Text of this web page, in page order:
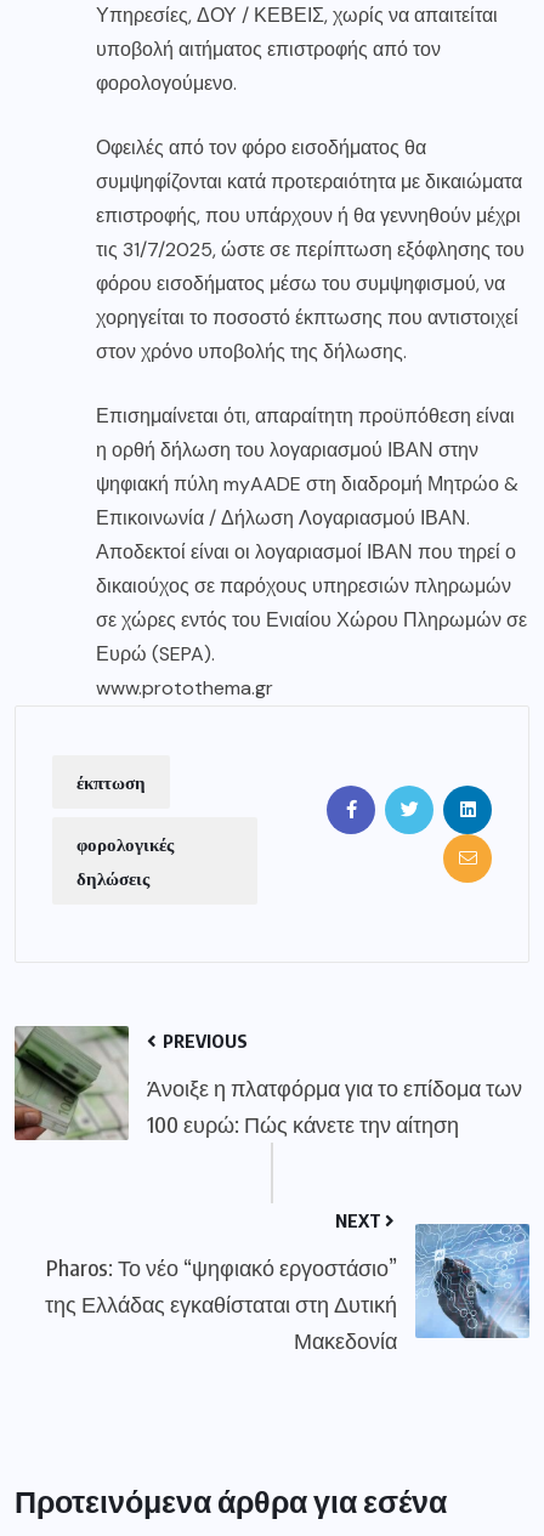
Υπηρεσίες, ΔΟΥ / ΚΕΒΕΙΣ, χωρίς να απαιτείται
υποβολή αιτήματος επιστροφής από τον
φορολογούμενο.
Οφειλές από τον φόρο εισοδήματος θα
συμψηφίζονται κατά προτεραιότητα με δικαιώματα
επιστροφής, που υπάρχουν ή θα γεννηθούν μέχρι
τις 31/7/2025, ώστε σε περίπτωση εξόφλησης του
φόρου εισοδήματος μέσω του συμψηφισμού, να
χορηγείται το ποσοστό έκπτωσης που αντιστοιχεί
στον χρόνο υποβολής της δήλωσης.
Επισημαίνεται ότι, απαραίτητη προϋπόθεση είναι
η ορθή δήλωση του λογαριασμού ΙΒΑΝ στην
ψηφιακή πύλη myAADE στη διαδρομή Μητρώο &
Επικοινωνία / Δήλωση Λογαριασμού ΙΒΑΝ.
Αποδεκτοί είναι οι λογαριασμοί ΙΒΑΝ που τηρεί ο
δικαιούχος σε παρόχους υπηρεσιών πληρωμών
σε χώρες εντός του Ενιαίου Χώρου Πληρωμών σε
Ευρώ (SEPA).
www.protothema.gr
έκπτωση
φορολογικές
δηλώσεις
PREVIOUS
Άνοιξε η πλατφόρμα για το επίδομα των
100 ευρώ: Πώς κάνετε την αίτηση
NEXT
Pharos: Το νέο “ψηφιακό εργοστάσιο”
της Ελλάδας εγκαθίσταται στη Δυτική
Μακεδονία
Προτεινόμενα άρθρα για εσένα